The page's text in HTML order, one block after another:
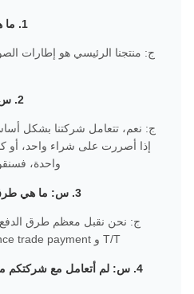
1. ما هو المنتج الرئيسي لشركتك؟
ج: منتجنا الرئيسي هو إطارات
2. س: ما هو الحد الأدنى للطلب؟
ج: نعم، تتعامل شركتنا بشكل
إذا أصررت على شراء واحد، أو
واحدة،
3. س: ما هي طرق الدفع التي تقبلها شركتك؟
ج: نحن نقبل معظم طرق
T/T و Western Union / assurance trade payment.
4. س: لم أتعامل مع شركتكم